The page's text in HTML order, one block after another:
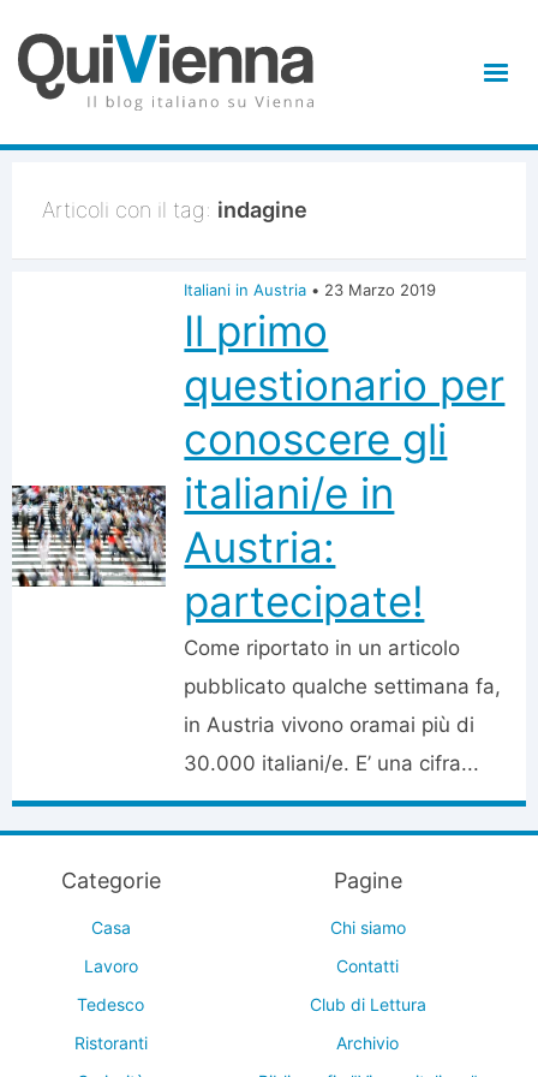
Articoli con il tag: indagine
Italiani in Austria • 23 Marzo 2019
Il primo
questionario per
conoscere gli
italiani/e in
Austria:
partecipate!
Come riportato in un articolo
pubblicato qualche settimana fa,
in Austria vivono oramai più di
30.000 italiani/e. E’ una cifra...
Categorie
Casa
Lavoro
Tedesco
Ristoranti
Pagine
Chi siamo
Contatti
Club di Lettura
Archivio